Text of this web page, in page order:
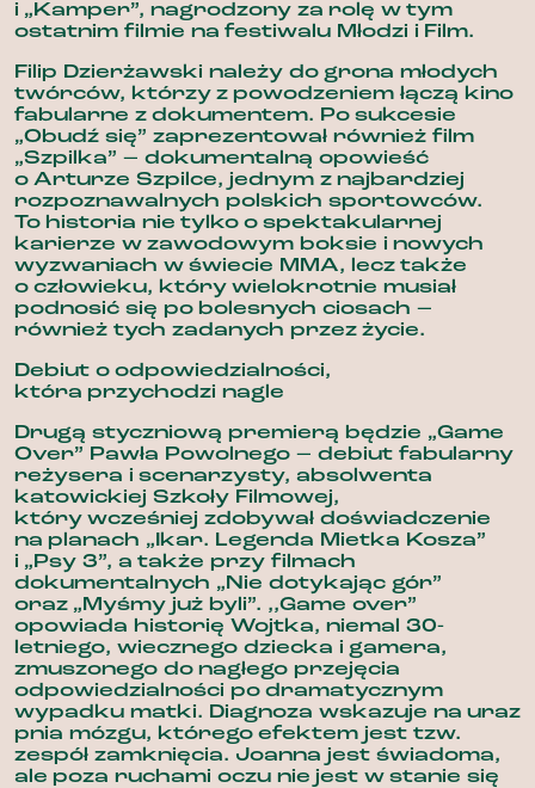
i „Kamper”, nagrodzony za rolę w tym
ostatnim filmie na festiwalu Młodzi i Film.
Filip Dzierżawski należy do grona młodych
twórców, którzy z powodzeniem łączą kino
fabularne z dokumentem. Po sukcesie
„Obudź się” zaprezentował również film
„Szpilka” – dokumentalną opowieść
o Arturze Szpilce, jednym z najbardziej
rozpoznawalnych polskich sportowców.
To historia nie tylko o spektakularnej
karierze w zawodowym boksie i nowych
wyzwaniach w świecie MMA, lecz także
o człowieku, który wielokrotnie musiał
podnosić się po bolesnych ciosach –
również tych zadanych przez życie.
Debiut o odpowiedzialności,
która przychodzi nagle
Drugą styczniową premierą będzie „Game
Over” Pawła Powolnego – debiut fabularny
reżysera i scenarzysty, absolwenta
katowickiej Szkoły Filmowej,
który wcześniej zdobywał doświadczenie
na planach „Ikar. Legenda Mietka Kosza”
i „Psy 3”, a także przy filmach
dokumentalnych „Nie dotykając gór”
oraz „Myśmy już byli”. ,,Game over”
opowiada historię Wojtka, niemal 30-
letniego, wiecznego dziecka i gamera,
zmuszonego do nagłego przejęcia
odpowiedzialności po dramatycznym
wypadku matki. Diagnoza wskazuje na uraz
pnia mózgu, którego efektem jest tzw.
zespół zamknięcia. Joanna jest świadoma,
ale poza ruchami oczu nie jest w stanie się